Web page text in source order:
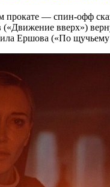
прокате — спин-офф
вверх»)
Ершова («По